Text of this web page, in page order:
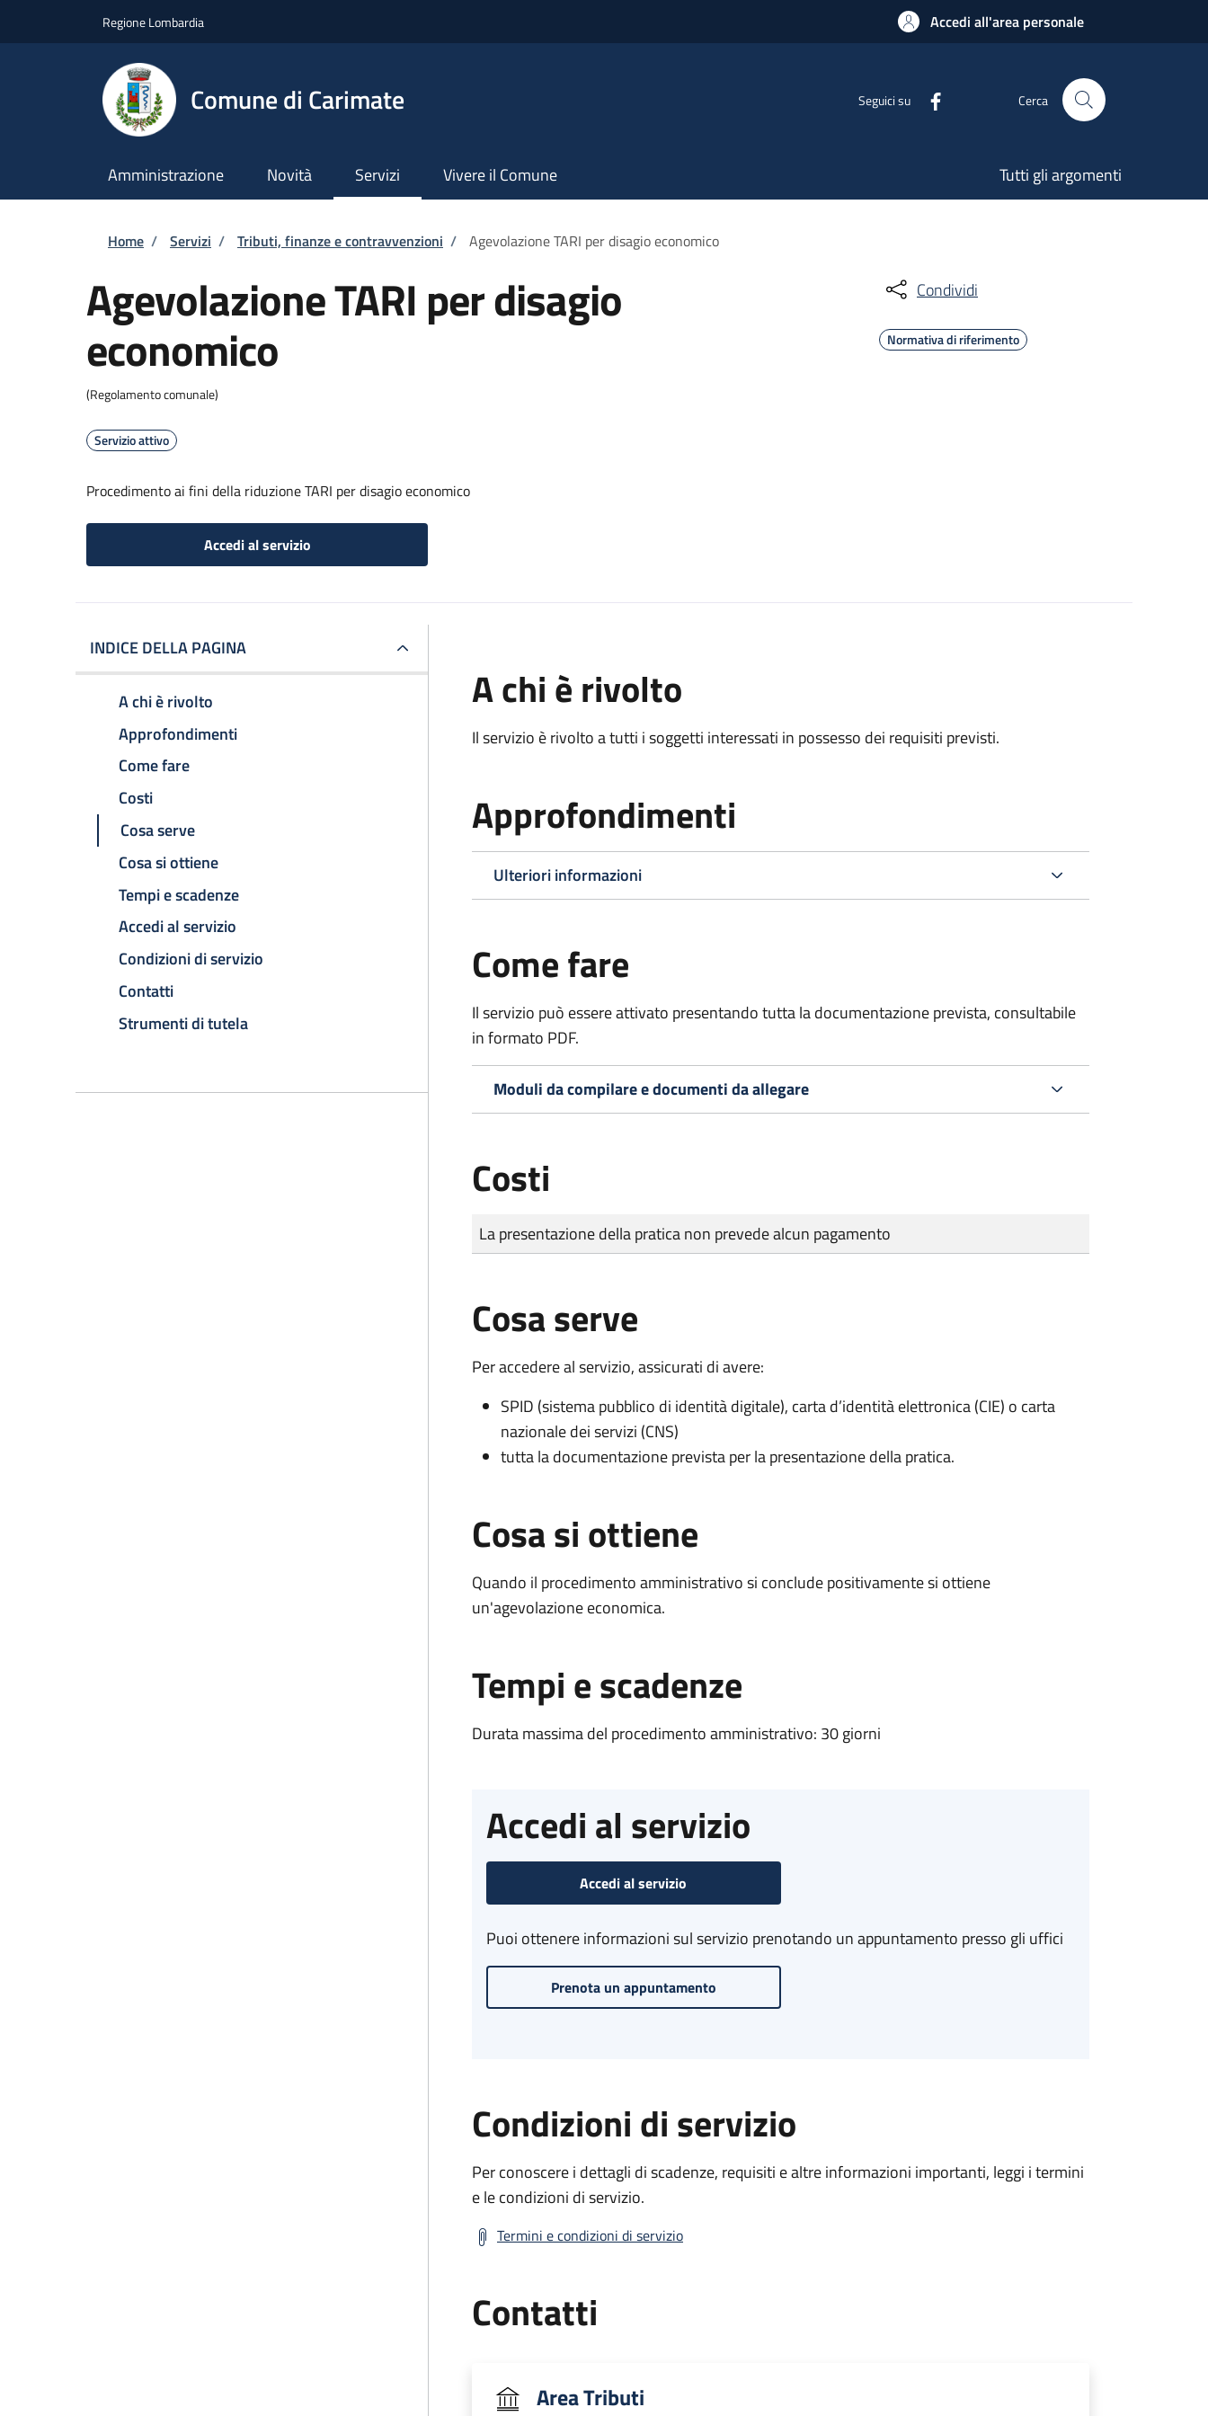
Regione Lombardia Accedi all'area personale
Comune di Carimate Seguici su Cerca
Amministrazione Novità Servizi Vivere il Comune Tutti gli argomenti
Briciole di pane
Home / Servizi / Tributi, finanze e contravvenzioni / Agevolazione TARI per disagio economico
Agevolazione TARI per disagio
economico
(Regolamento comunale)
Servizio attivo
Procedimento ai fini della riduzione TARI per disagio economico
Accedi al servizio
Condividi
Normativa di riferimento
INDICE DELLA PAGINA
A chi è rivolto
Approfondimenti
Come fare
Costi
Cosa serve
Cosa si ottiene
Tempi e scadenze
Accedi al servizio
Condizioni di servizio
Contatti
Strumenti di tutela
A chi è rivolto
Il servizio è rivolto a tutti i soggetti interessati in possesso dei requisiti previsti.
Approfondimenti
Ulteriori informazioni
Come fare
Il servizio può essere attivato presentando tutta la documentazione prevista, consultabile
in formato PDF.
Moduli da compilare e documenti da allegare
Costi
Tipo di pagamento
Importo
La presentazione della pratica non prevede alcun pagamento
Cosa serve
Per accedere al servizio, assicurati di avere:
SPID (sistema pubblico di identità digitale), carta d’identità elettronica (CIE) o carta
nazionale dei servizi (CNS)
tutta la documentazione prevista per la presentazione della pratica.
Cosa si ottiene
Quando il procedimento amministrativo si conclude positivamente si ottiene
un'agevolazione economica.
Tempi e scadenze
Durata massima del procedimento amministrativo: 30 giorni
Accedi al servizio
Accedi al servizio
Puoi ottenere informazioni sul servizio prenotando un appuntamento presso gli uffici
Prenota un appuntamento
Condizioni di servizio
Per conoscere i dettagli di scadenze, requisiti e altre informazioni importanti, leggi i termini
e le condizioni di servizio.
Termini e condizioni di servizio
Contatti
Area Tributi